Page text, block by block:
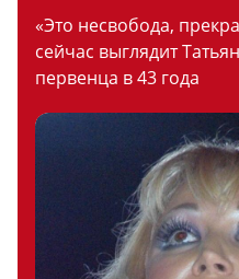
«Это несвобода,
сейчас выглядит
первенца в 43 года